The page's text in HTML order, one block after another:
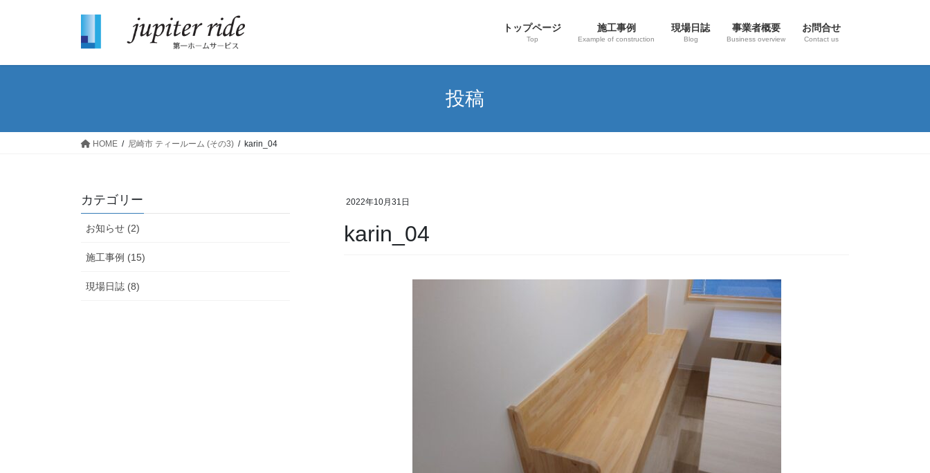
トップページ
Top
施工事例
Example of construction
現場日誌
Blog
事業者概要
Business overview
お問合せ
Contact us
投稿
HOME 尼崎市 ティールーム (その3) karin_04
2022年10月31日
karin_04
カテゴリー
お知らせ (2)
施工事例 (15)
現場日誌 (8)